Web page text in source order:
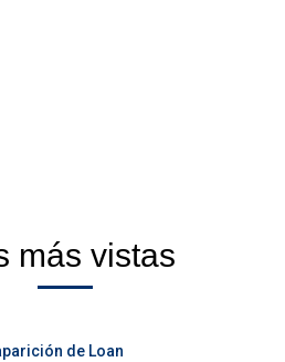
más vistas
de Loan